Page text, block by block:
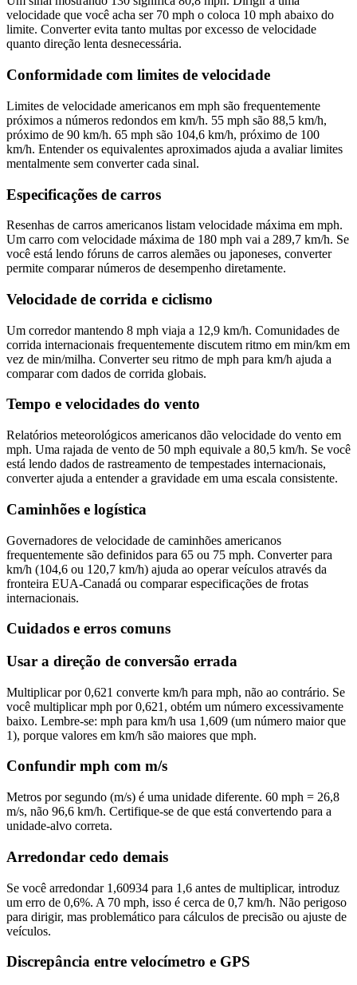
velocidade que você acha ser 70 mph o coloca 10 mph abaixo do
limite. Converter evita tanto multas por excesso de velocidade
quanto direção lenta desnecessária.
Conformidade com limites de velocidade
Limites de velocidade americanos em mph são frequentemente
próximos a números redondos em km/h. 55 mph são 88,5 km/h,
próximo de 90 km/h. 65 mph são 104,6 km/h, próximo de 100
km/h. Entender os equivalentes aproximados ajuda a avaliar limites
mentalmente sem converter cada sinal.
Especificações de carros
Resenhas de carros americanos listam velocidade máxima em mph.
Um carro com velocidade máxima de 180 mph vai a 289,7 km/h. Se
você está lendo fóruns de carros alemães ou japoneses, converter
permite comparar números de desempenho diretamente.
Velocidade de corrida e ciclismo
Um corredor mantendo 8 mph viaja a 12,9 km/h. Comunidades de
corrida internacionais frequentemente discutem ritmo em min/km em
vez de min/milha. Converter seu ritmo de mph para km/h ajuda a
comparar com dados de corrida globais.
Tempo e velocidades do vento
Relatórios meteorológicos americanos dão velocidade do vento em
mph. Uma rajada de vento de 50 mph equivale a 80,5 km/h. Se você
está lendo dados de rastreamento de tempestades internacionais,
converter ajuda a entender a gravidade em uma escala consistente.
Caminhões e logística
Governadores de velocidade de caminhões americanos
frequentemente são definidos para 65 ou 75 mph. Converter para
km/h (104,6 ou 120,7 km/h) ajuda ao operar veículos através da
fronteira EUA-Canadá ou comparar especificações de frotas
internacionais.
Cuidados e erros comuns
Usar a direção de conversão errada
Multiplicar por 0,621 converte km/h para mph, não ao contrário. Se
você multiplicar mph por 0,621, obtém um número excessivamente
baixo. Lembre-se: mph para km/h usa 1,609 (um número maior que
1), porque valores em km/h são maiores que mph.
Confundir mph com m/s
Metros por segundo (m/s) é uma unidade diferente. 60 mph = 26,8
m/s, não 96,6 km/h. Certifique-se de que está convertendo para a
unidade-alvo correta.
Arredondar cedo demais
Se você arredondar 1,60934 para 1,6 antes de multiplicar, introduz
um erro de 0,6%. A 70 mph, isso é cerca de 0,7 km/h. Não perigoso
para dirigir, mas problemático para cálculos de precisão ou ajuste de
veículos.
Discrepância entre velocímetro e GPS